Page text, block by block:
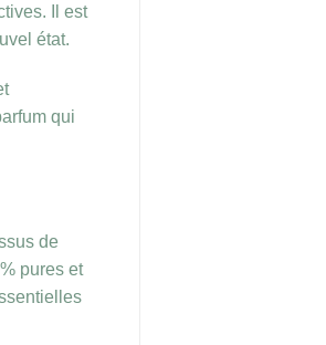
Il est
état.
qui
de
pures et